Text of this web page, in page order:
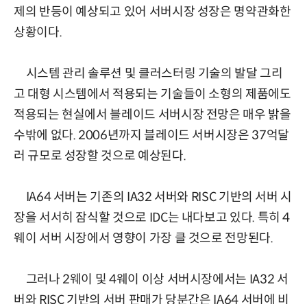
제의 반등이 예상되고 있어 서버시장 성장은 명약관화한
상황이다.
시스템 관리 솔루션 및 클러스터링 기술의 발달 그리
고 대형 시스템에서 적용되는 기술들이 소형의 제품에도
적용되는 현실에서 블레이드 서버시장 전망은 매우 밝을
수밖에 없다. 2006년까지 블레이드 서버시장은 37억달
러 규모로 성장할 것으로 예상된다.
IA64 서버는 기존의 IA32 서버와 RISC 기반의 서버 시
장을 서서히 잠식할 것으로 IDC는 내다보고 있다. 특히 4
웨이 서버 시장에서 영향이 가장 클 것으로 전망된다.
그러나 2웨이 및 4웨이 이상 서버시장에서는 IA32 서
버와 RISC 기반의 서버 판매가 당분간은 IA64 서버에 비